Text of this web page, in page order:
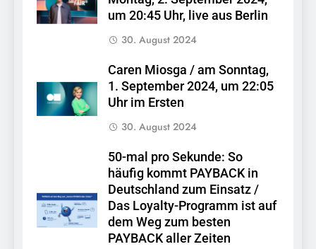
um 20:45 Uhr, live aus Berlin
30. August 2024
Caren Miosga / am Sonntag,
1. September 2024, um 22:05
Uhr im Ersten
30. August 2024
50-mal pro Sekunde: So
häufig kommt PAYBACK in
Deutschland zum Einsatz /
Das Loyalty-Programm ist auf
dem Weg zum besten
PAYBACK aller Zeiten